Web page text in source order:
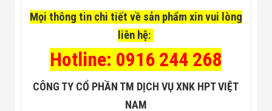
Mọi thông tin chi tiết về sản phẩm xin vui lòng
liên hệ:
Hotline: 0916 244 268
CÔNG TY CỔ PHẦN TM DỊCH VỤ XNK HPT VIỆT
NAM